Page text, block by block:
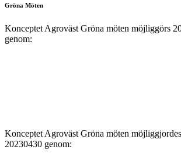
Gröna Möten
Konceptet Agroväst Gröna möten möjliggörs
genom:
Konceptet Agroväst Gröna möten
20230430 genom: